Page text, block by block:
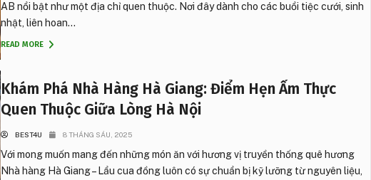
AB nổi bật như một địa chỉ quen thuộc. Nơi đây dành cho các buổi tiệc cưới, sinh
nhật, liên hoan...
READ MORE
Khám Phá Nhà Hàng Hà Giang: Điểm Hẹn Ẩm Thực
Quen Thuộc Giữa Lòng Hà Nội
BEST4U 8 THÁNG SÁU, 2025
Với mong muốn mang đến những món ăn với hương vị truyền thống quê hương
Nhà hàng Hà Giang – Lẩu cua đồng luôn có sự chuẩn bị kỹ lưỡng từ nguyên liệu,